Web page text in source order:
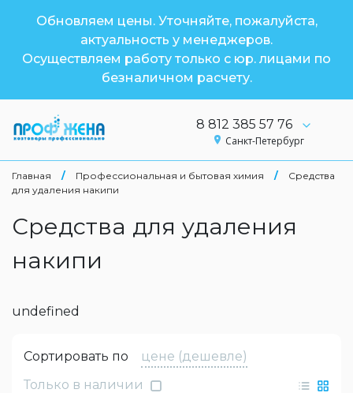
Обновляем цены. Уточняйте, пожалуйста,
актуальность у менеджеров.
Осуществляем работу только с юр. лицами по
безналичном расчету.
8 812 385 57 76
Санкт-Петербург
Главная / Профессиональная и бытовая химия /
Средства
для удаления накипи
Средства для удаления
накипи
undefined
Сортировать по
цене (дешевле)
Только в наличии